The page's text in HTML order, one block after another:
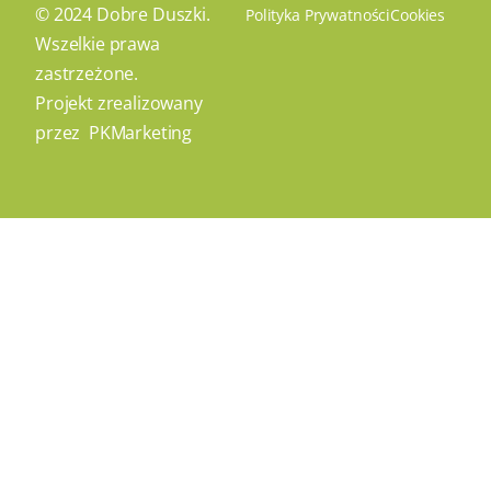
© 2024 Dobre Duszki.
Wszelkie prawa
zastrzeżone.
Projekt zrealizowany
przez PKMarketing
Polityka PrywatnościCookies